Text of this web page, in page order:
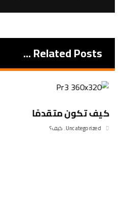
Related Posts ...
كيف تكون متقدمًا
Uncategorized
,كيف؟